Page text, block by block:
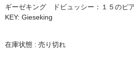
ORDER
NEWS
ギーゼキング ドビュッシー：１５のピ
KEY: Gieseking
在庫状態 : 売り切れ